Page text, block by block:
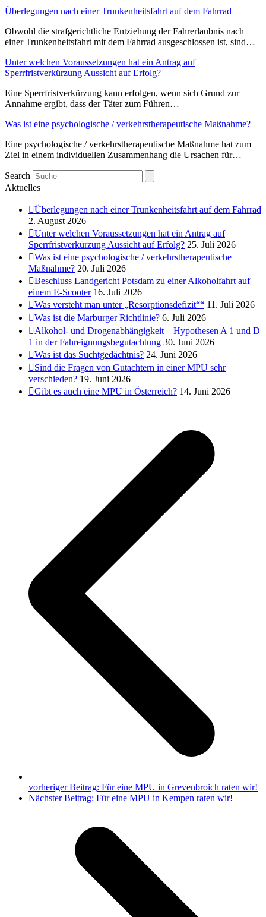
Überlegungen nach einer Trunkenheitsfahrt auf dem Fahrrad
Obwohl die strafgerichtliche Entziehung der Fahrerlaubnis nach
einer Trunkenheitsfahrt mit dem Fahrrad ausgeschlossen ist, sind…
Unter welchen Voraussetzungen hat ein Antrag auf
Sperrfristverkürzung Aussicht auf Erfolg?
Eine Sperrfristverkürzung kann erfolgen, wenn sich Grund zur
Annahme ergibt, dass der Täter zum Führen…
Was ist eine psychologische / verkehrstherapeutische Maßnahme?
Eine psychologische / verkehrstherapeutische Maßnahme hat zum
Ziel in einem individuellen Zusammenhang die Ursachen für…
Search
Aktuelles
Überlegungen nach einer Trunkenheitsfahrt auf dem Fahrrad
2. August 2026
Unter welchen Voraussetzungen hat ein Antrag auf
Sperrfristverkürzung Aussicht auf Erfolg? 25. Juli 2026
Was ist eine psychologische / verkehrstherapeutische
Maßnahme? 20. Juli 2026
Beschluss Landgericht Potsdam zu einer Alkoholfahrt auf
einem E-Scooter 16. Juli 2026
Was versteht man unter „Resorptionsdefizit““ 11. Juli 2026
Was ist die Marburger Richtlinie? 6. Juli 2026
Alkohol- und Drogenabhängigkeit – Hypothesen A 1 und D
1 in der Fahreignungsbegutachtung 30. Juni 2026
Was ist das Suchtgedächtnis? 24. Juni 2026
Sind die Fragen von Gutachtern in einer MPU sehr
verschieden? 19. Juni 2026
Gibt es auch eine MPU in Österreich? 14. Juni 2026
vorheriger Beitrag: Für eine MPU in Grevenbroich raten wir!
Nächster Beitrag: Für eine MPU in Kempen raten wir!